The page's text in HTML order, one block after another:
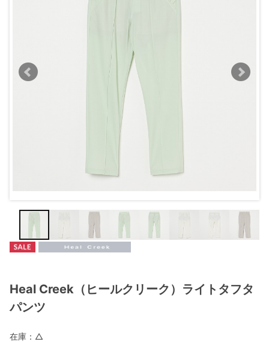
Heal Creek（ヒールクリーク）ライトタフタ
パンツ
在庫： △